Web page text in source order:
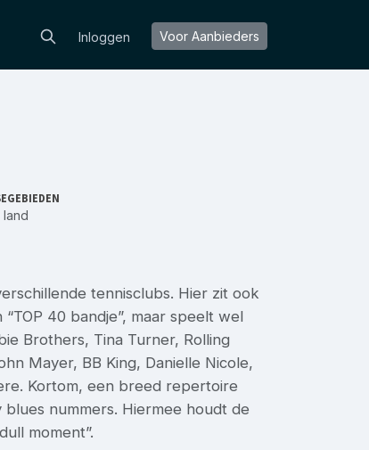
Inloggen Voor Aanbieders
tennisclubs. Hier zit ook
40 bandje”, maar speelt wel
Brothers, Tina Turner, Rolling
Mayer, BB King, Danielle Nicole,
Kortom, een breed repertoire
nummers. Hiermee houdt de
moment”.